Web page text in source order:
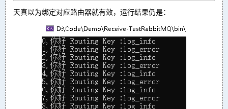
天真以为绑定对应路由器就有效，运行结果仍是：